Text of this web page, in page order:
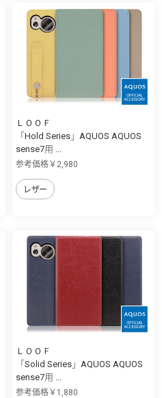
ＬＯＯＦ
「Hold Series」AQUOS AQUOS
sense7用 ...
参考価格￥2,980
レザー
ＬＯＯＦ
「Solid Series」AQUOS AQUOS
sense7用 ...
参考価格￥1,880